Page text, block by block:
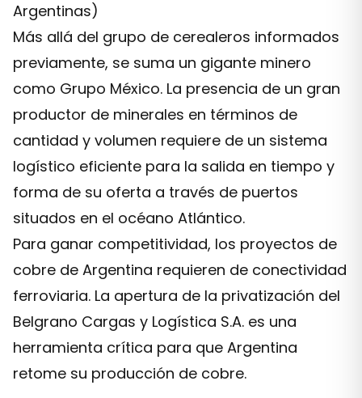
Argentinas)
Más allá del grupo de cerealeros informados
previamente, se suma un gigante minero
como Grupo México. La presencia de un gran
productor de minerales en términos de
cantidad y volumen requiere de un sistema
logístico eficiente para la salida en tiempo y
forma de su oferta a través de puertos
situados en el océano Atlántico.
Para ganar competitividad, los proyectos de
cobre de Argentina requieren de conectividad
ferroviaria. La apertura de la privatización del
Belgrano Cargas y Logística S.A. es una
herramienta crítica para que Argentina
retome su producción de cobre.